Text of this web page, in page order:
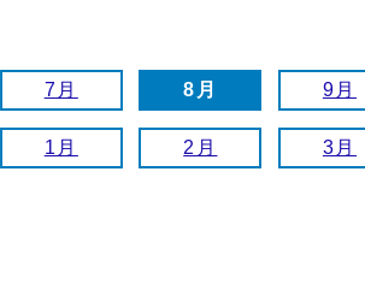
7月 8月 9月
1月 2月 3月